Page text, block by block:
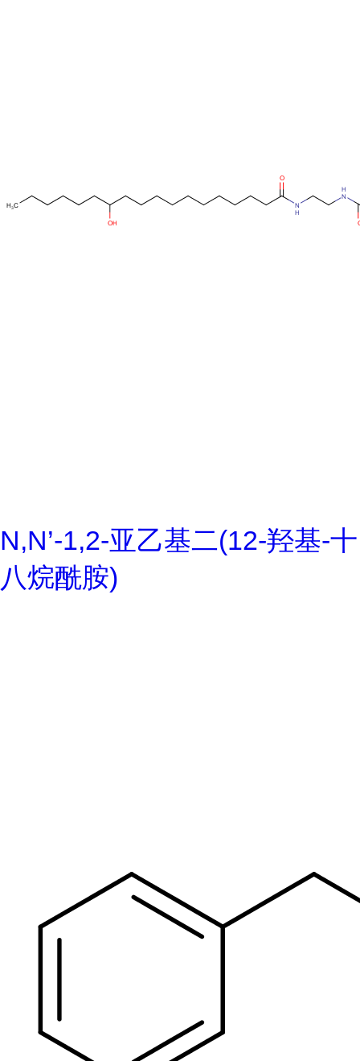
N,N’-1,2-亚乙基二(12-羟基-十
八烷酰胺)